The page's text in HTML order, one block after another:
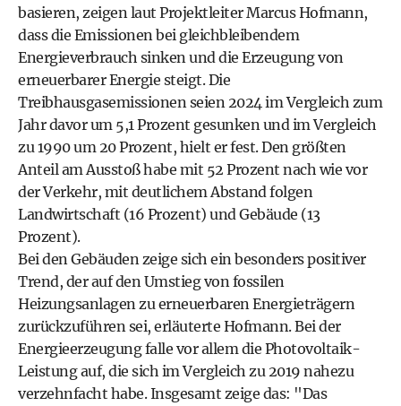
basieren, zeigen laut Projektleiter Marcus Hofmann,
dass die Emissionen bei gleichbleibendem
Energieverbrauch sinken und die Erzeugung von
erneuerbarer Energie steigt. Die
Treibhausgasemissionen seien 2024 im Vergleich zum
Jahr davor um 5,1 Prozent gesunken und im Vergleich
zu 1990 um 20 Prozent, hielt er fest. Den größten
Anteil am Ausstoß habe mit 52 Prozent nach wie vor
der Verkehr, mit deutlichem Abstand folgen
Landwirtschaft (16 Prozent) und Gebäude (13
Prozent).
Bei den Gebäuden zeige sich ein besonders positiver
Trend, der auf den Umstieg von fossilen
Heizungsanlagen zu erneuerbaren Energieträgern
zurückzuführen sei, erläuterte Hofmann. Bei der
Energieerzeugung falle vor allem die Photovoltaik-
Leistung auf, die sich im Vergleich zu 2019 nahezu
verzehnfacht habe. Insgesamt zeige das: "Das